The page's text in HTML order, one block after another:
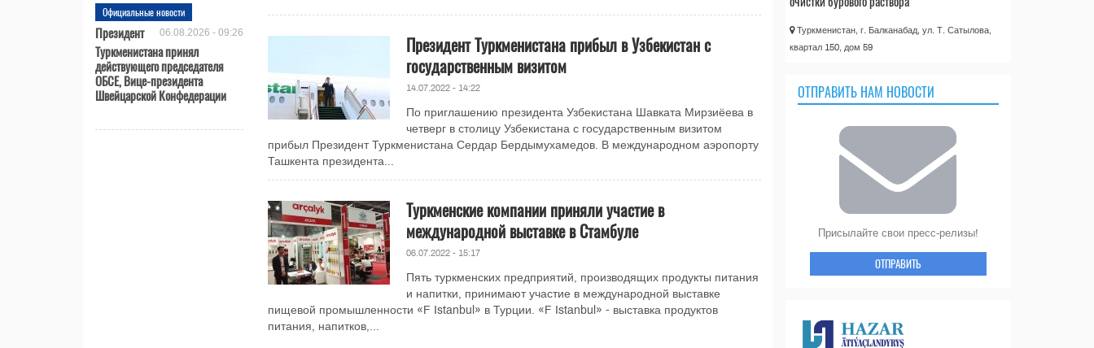
Официальные новости
06.08.2026 - 09:26
Президент
Туркменистана принял
действующего председателя
ОБСЕ, Вице-президента
Швейцарской Конфедерации
Президент Туркменистана прибыл в Узбекистан с
государственным визитом
14.07.2022 - 14:22
По приглашению президента Узбекистана Шавката Мирзиёева в
четверг в столицу Узбекистана с государственным визитом
прибыл Президент Туркменистана Сердар Бердымухамедов. В международном аэропорту
Ташкента президента...
Туркменские компании приняли участие в
международной выставке в Стамбуле
06.07.2022 - 15:17
Пять туркменских предприятий, производящих продукты питания
и напитки, принимают участие в международной выставке
пищевой промышленности «F Istanbul» в Турции. «F Istanbul» - выставка продуктов
питания, напитков,...
Туркменистан, г. Балканабад, ул. Т. Сатылова,
квартал 150, дом 59
ОТПРАВИТЬ НАМ НОВОСТИ
Присылайте свои пресс-релизы!
ОТПРАВИТЬ